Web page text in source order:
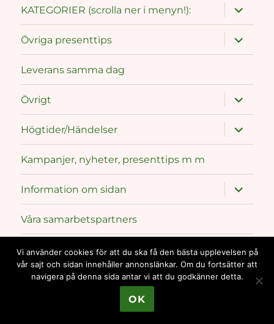
KATEGORIER (scrolla ner i menyn!):
expand
child
menu
Övriga presenttips
expand
child
menu
Leverans samma dag
Övrigt
expand
child
menu
Högtider/Händelser
expand
child
menu
Kampanjer, nyheter, presenttips m m
Information om sidan
expand
child
menu
Våra samarbetspartners
Kontakta oss
Överraska med en blomma
Proudly powered by
Vi använder cookies för att du ska få den bästa upplevelsen på
vår sajt och sidan innehåller annonslänkar. Om du fortsätter att
navigera på denna sida antar vi att du godkänner detta.
OK